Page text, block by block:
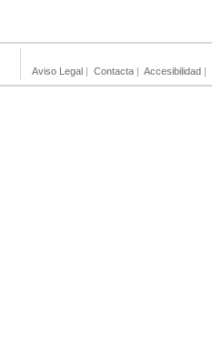
Aviso Legal | Contacta | Accesibilidad |